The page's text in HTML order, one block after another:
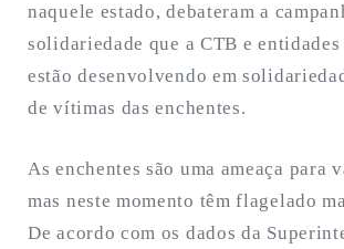
naquele estado, debateram a
solidariedade que a CTB e entidades
estão desenvolvendo em
de vítimas das enchentes.
As enchentes são uma ameaça para
mas neste momento têm flagelado
De acordo com os dados da